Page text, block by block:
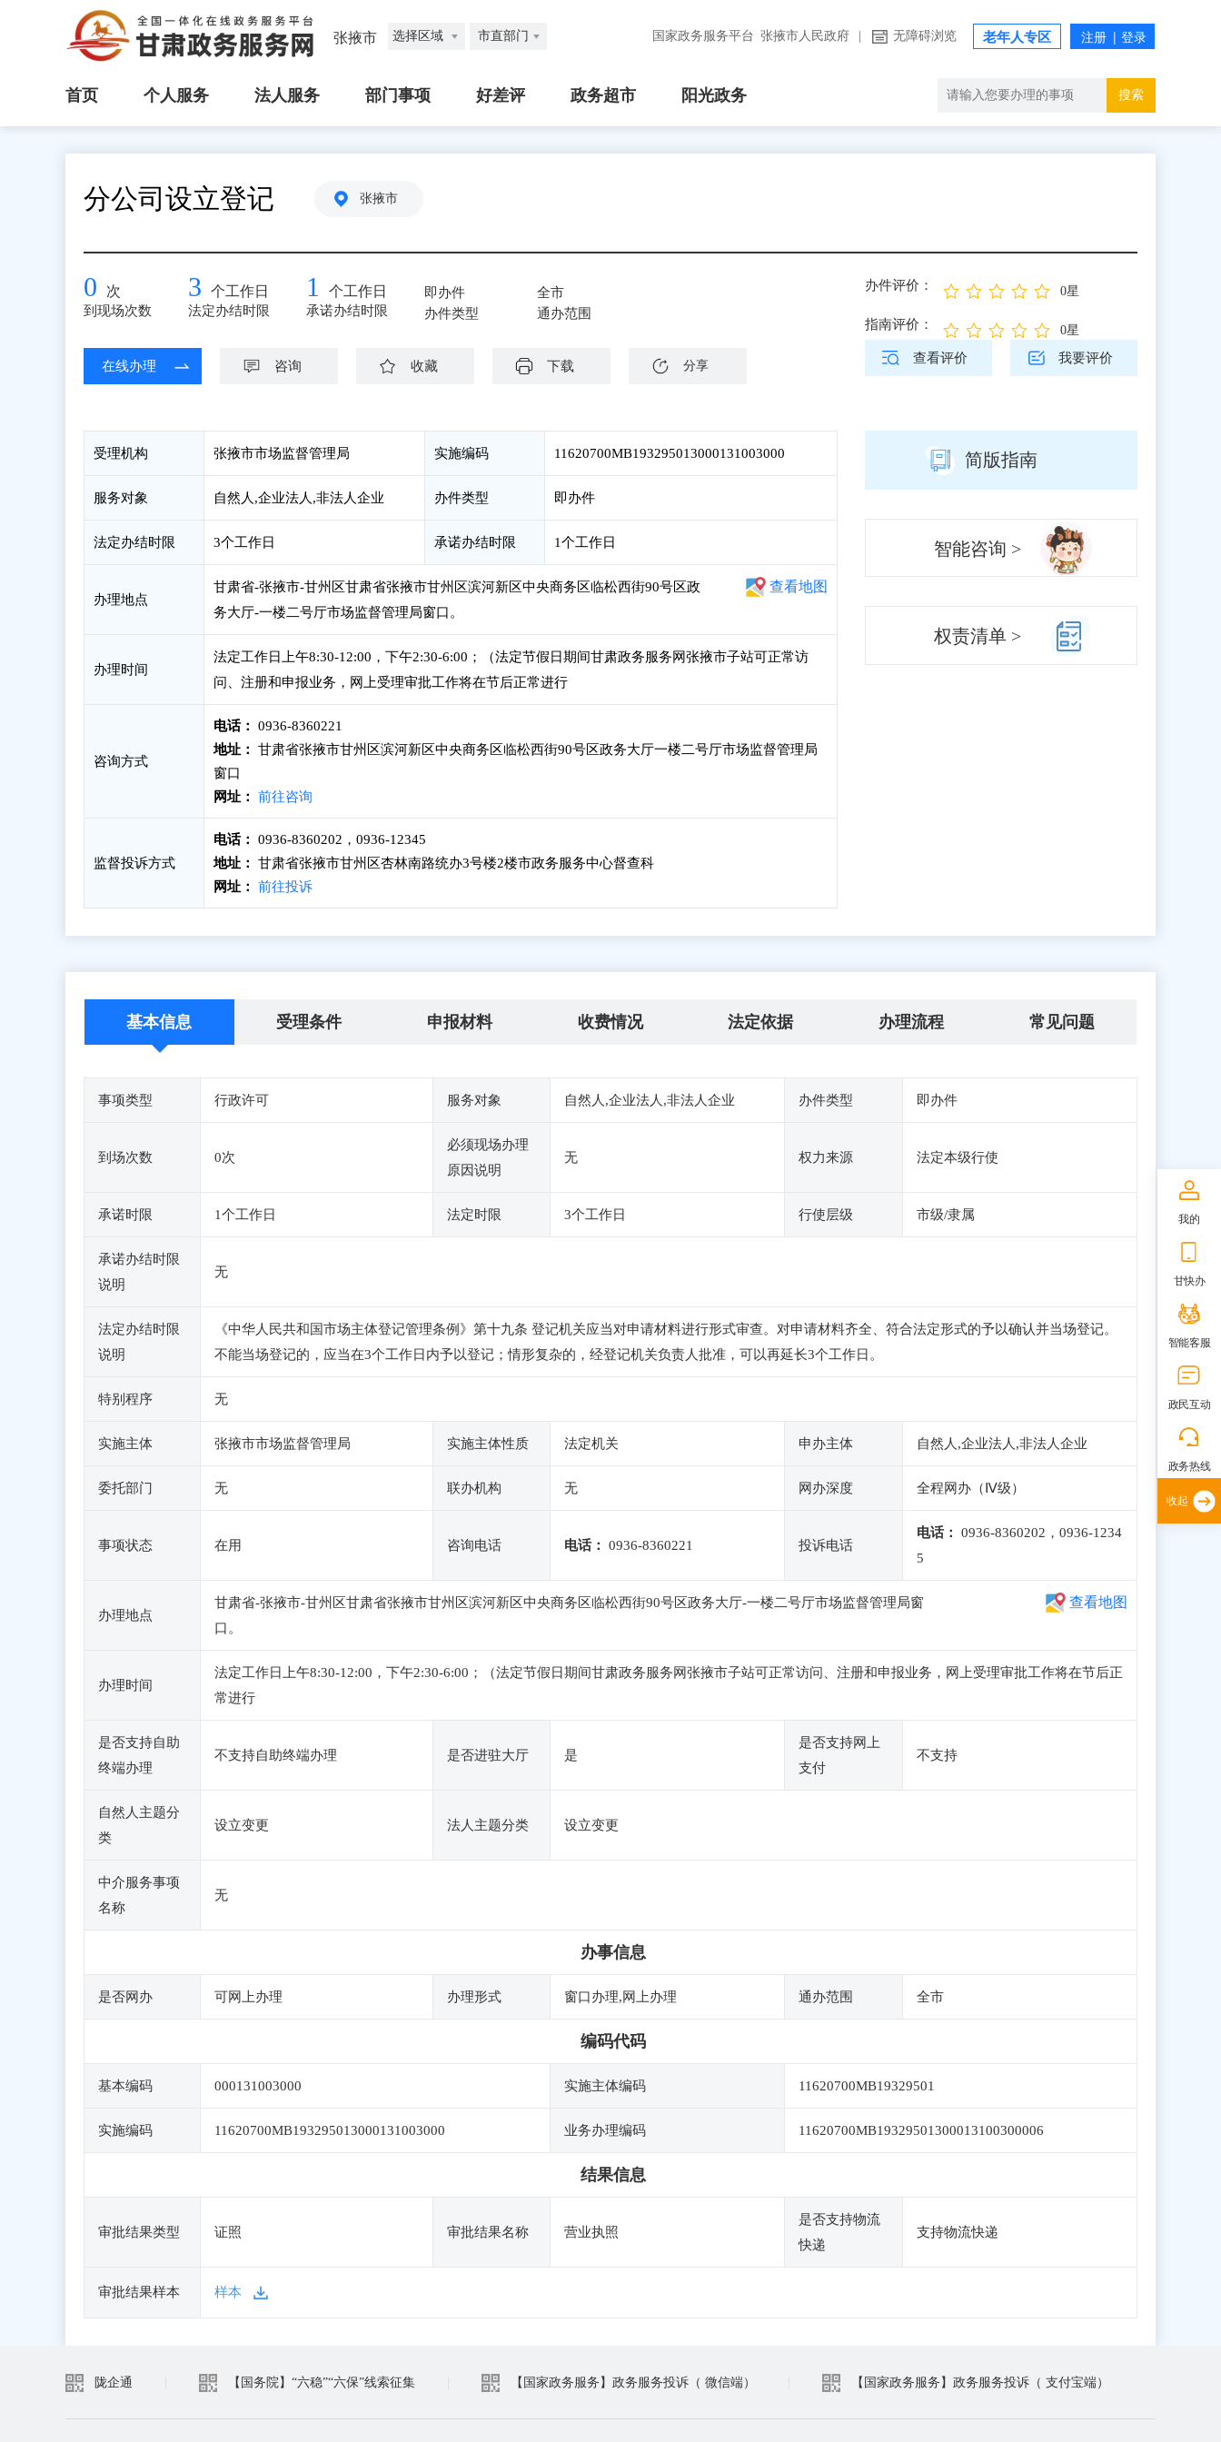
张掖市 选择区域 市直部门 国家政务服务平台 张掖市人民政府 无障碍浏览 老年人专区
首页 个人服务 法人服务 部门事项 好差评 政务超市 阳光政务 搜索
分公司设立登记 张掖市
0 次
到现场次数
3 个工作日
法定办结时限
1 个工作日
承诺办结时限
即办件
办件类型
全市
通办范围
在线办理 咨询 收藏 下载 分享
办件评价： 0星
指南评价： 0星
查看评价 我要评价
受理机构 张掖市市场监督管理局 实施编码 11620700MB193295013000131003000
服务对象 自然人,企业法人,非法人企业 办件类型 即办件
法定办结时限 3个工作日 承诺办结时限 1个工作日
办理地点
甘肃省-张掖市-甘州区甘肃省张掖市甘州区滨河新区中央商务区临松西街90号区政
务大厅-一楼二号厅市场监督管理局窗口。
查看地图
办理时间
法定工作日上午8:30-12:00，下午2:30-6:00；（法定节假日期间甘肃政务服务网张掖市子站可正常访
问、注册和申报业务，网上受理审批工作将在节后正常进行
咨询方式
电话：
0936-8360221
地址：
甘肃省张掖市甘州区滨河新区中央商务区临松西街90号区政务大厅一楼二号厅市场监督管理局
窗口
网址：
前往咨询
监督投诉方式
电话：
0936-8360202，0936-12345
地址：
甘肃省张掖市甘州区杏林南路统办3号楼2楼市政务服务中心督查科
网址：
前往投诉
简版指南
智能咨询 >
权责清单 >
基本信息 受理条件 申报材料 收费情况 法定依据 办理流程 常见问题
事项类型 行政许可 服务对象 自然人,企业法人,非法人企业 办件类型 即办件
到场次数 0次
必须现场办理
原因说明
无 权力来源 法定本级行使
承诺时限 1个工作日 法定时限 3个工作日 行使层级 市级/隶属
承诺办结时限
说明
无
法定办结时限
说明
《中华人民共和国市场主体登记管理条例》第十九条 登记机关应当对申请材料进行形式审查。对申请材料齐全、符合法定形式的予以确认并当场登记。
不能当场登记的，应当在3个工作日内予以登记；情形复杂的，经登记机关负责人批准，可以再延长3个工作日。
特别程序 无
实施主体 张掖市市场监督管理局 实施主体性质 法定机关 申办主体 自然人,企业法人,非法人企业
委托部门 无 联办机构 无 网办深度 全程网办（Ⅳ级）
事项状态 在用 咨询电话 电话： 0936-8360221 投诉电话
电话：
0936-8360202，0936-1234
5
办理地点
甘肃省-张掖市-甘州区甘肃省张掖市甘州区滨河新区中央商务区临松西街90号区政务大厅-一楼二号厅市场监督管理局窗
口。
查看地图
办理时间
法定工作日上午8:30-12:00，下午2:30-6:00；（法定节假日期间甘肃政务服务网张掖市子站可正常访问、注册和申报业务，网上受理审批工作将在节后正
常进行
是否支持自助
终端办理
不支持自助终端办理 是否进驻大厅 是
是否支持网上
支付
不支持
自然人主题分
类
设立变更 法人主题分类 设立变更
中介服务事项
名称
无
办事信息
是否网办 可网上办理 办理形式 窗口办理,网上办理 通办范围 全市
编码代码
基本编码 000131003000 实施主体编码 11620700MB19329501
实施编码 11620700MB193295013000131003000 业务办理编码 11620700MB19329501300013100300006
结果信息
审批结果类型 证照 审批结果名称 营业执照
是否支持物流
快递
支持物流快递
审批结果样本 样本
陇企通 【国务院】“六稳”“六保”线索征集 【国家政务服务】政务服务投诉（ 微信端） 【国家政务服务】政务服务投诉（ 支付宝端）
我的
甘快办
智能客服
政民互动
政务热线
收起